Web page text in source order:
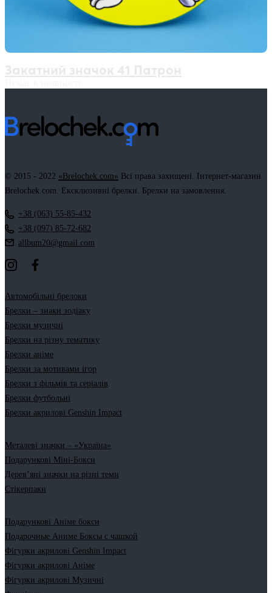
© 2015 - 2022 «Brelochek.com» Всі права захищені. Інтернет-магазин
Brelochek.com. Ексклюзивні брелки. Брелки на замовлення.
+38 (063) 55-85-432
+38 (097) 85-72-682
allbum20@gmail.com
Автомобільні брелоки
Брелки – знаки зодіаку
Брелки музичні
Брелки на різну тематику
Брелки аніме
Брелки за мотивами ігор
Брелки з фільмів та серіалів
Брелки футбольні
Брелки акрилові Genshin Impact
Металеві значки – «Україна»
Подарункові Міні-Бокси
Дерев’яні значки на різні теми
Стікерпаки
Подарункові Аніме бокси
Подарочные Аниме Боксы с чашкой
Фігурки акрилові Genshin Impact
Фігурки акрилові Аніме
Фігурки акрилові Музичні